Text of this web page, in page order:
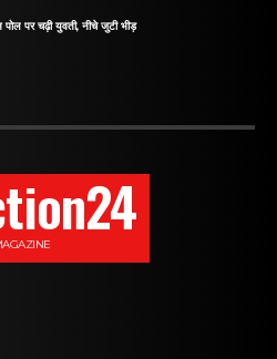
पोल पर चढ़ी युवती, नीचे जुटी भीड़